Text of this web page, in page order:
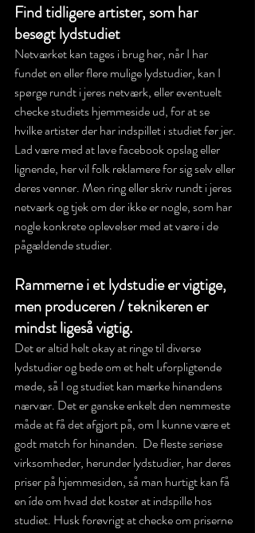
Find tidligere artister, som har
besøgt lydstudiet
Netværket kan tages i brug her, når I har
fundet en eller flere mulige lydstudier, kan I
spørge rundt i jeres netværk, eller eventuelt
checke studiets hjemmeside ud, for at se
hvilke artister der har indspillet i studiet før jer.
Lad være med at lave facebook opslag eller
lignende, her vil folk reklamere for sig selv eller
deres venner. Men ring eller skriv rundt i jeres
netværk og tjek om der ikke er nogle, som har
nogle konkrete oplevelser med at være i de
pågældende studier.
Rammerne i et lydstudie er vigtige,
men produceren / teknikeren er
mindst ligeså vigtig.
Det er altid helt okay at ringe til diverse
lydstudier og bede om et helt uforpligtende
møde, så I og studiet kan mærke hinandens
nærvær. Det er ganske enkelt den nemmeste
måde at få det afgjort på, om I kunne være et
godt match for hinanden.  De fleste seriøse
virksomheder, herunder lydstudier, har deres
priser på hjemmesiden, så man hurtigt kan få
en íde om hvad det koster at indspille hos
studiet. Husk forøvrigt at checke om priserne